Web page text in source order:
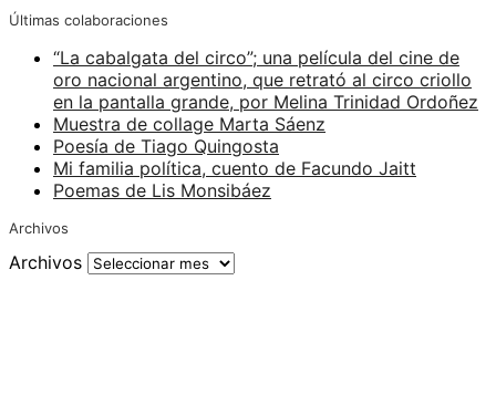
Últimas colaboraciones
“La cabalgata del circo”; una película del cine de
oro nacional argentino, que retrató al circo criollo
en la pantalla grande, por Melina Trinidad Ordoñez
Muestra de collage Marta Sáenz
Poesía de Tiago Quingosta
Mi familia política, cuento de Facundo Jaitt
Poemas de Lis Monsibáez
Archivos
Archivos